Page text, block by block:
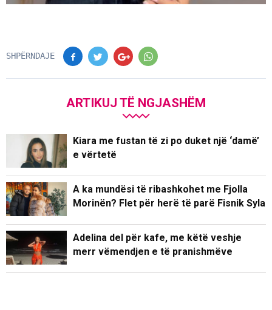
SHPËRNDAJE
ARTIKUJ TË NGJASHËM
Kiara me fustan të zi po duket një ‘damë’
e vërtetë
A ka mundësi të ribashkohet me Fjolla
Morinën? Flet për herë të parë Fisnik Syla
Adelina del për kafe, me këtë veshje
merr vëmendjen e të pranishmëve